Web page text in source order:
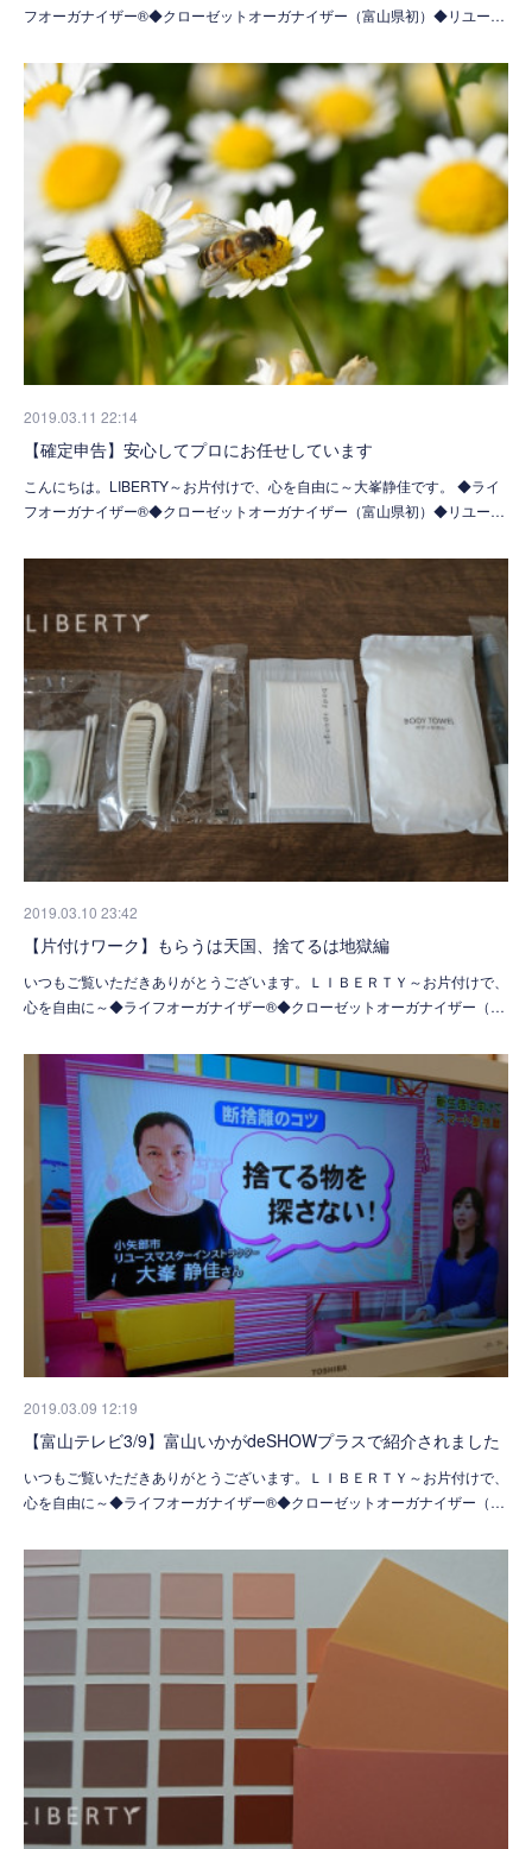
フオーガナイザー®◆クローゼットオーガナイザー（富山県初）◆リユー…
2019.03.11 22:14
【確定申告】安心してプロにお任せしています
こんにちは。LIBERTY～お片付けで、心を自由に～大峯静佳です。 ◆ライ
フオーガナイザー®◆クローゼットオーガナイザー（富山県初）◆リユー…
2019.03.10 23:42
【片付けワーク】もらうは天国、捨てるは地獄編
いつもご覧いただきありがとうございます。ＬＩＢＥＲＴＹ～お片付けで、
心を自由に～◆ライフオーガナイザー®◆クローゼットオーガナイザー（…
2019.03.09 12:19
【富山テレビ3/9】富山いかがdeSHOWプラスで紹介されました
いつもご覧いただきありがとうございます。ＬＩＢＥＲＴＹ～お片付けで、
心を自由に～◆ライフオーガナイザー®◆クローゼットオーガナイザー（…